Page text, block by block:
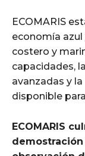
ECOMARIS
economía
costero y
capacidades,
avanzadas y
disponible
ECOMARIS